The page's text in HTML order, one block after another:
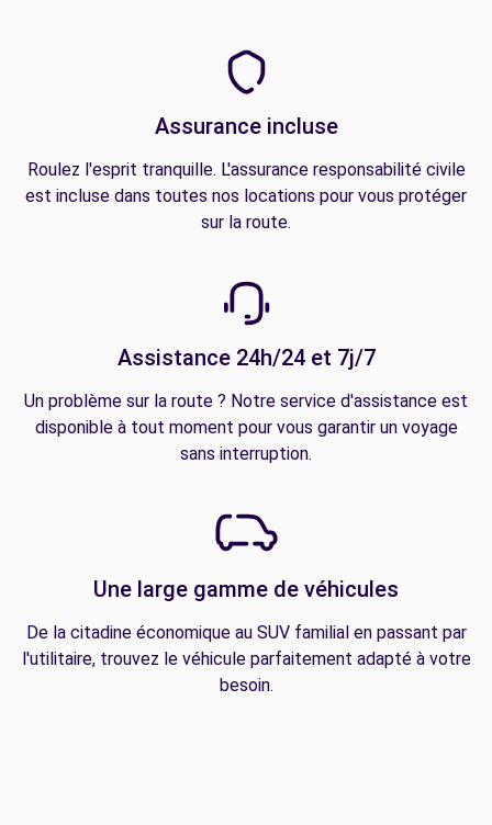
Assurance incluse
Roulez l'esprit tranquille. L'assurance responsabilité civile
est incluse dans toutes nos locations pour vous protéger
sur la route.
Assistance 24h/24 et 7j/7
Un problème sur la route ? Notre service d'assistance est
disponible à tout moment pour vous garantir un voyage
sans interruption.
Une large gamme de véhicules
De la citadine économique au SUV familial en passant par
l'utilitaire, trouvez le véhicule parfaitement adapté à votre
besoin.